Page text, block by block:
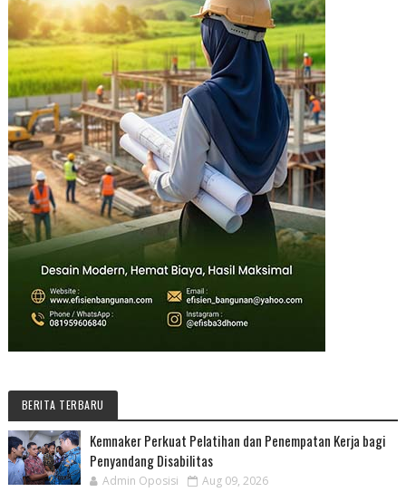
BERITA TERBARU
Kemnaker Perkuat Pelatihan dan Penempatan Kerja bagi
Penyandang Disabilitas
Admin Oposisi Aug 09, 2026